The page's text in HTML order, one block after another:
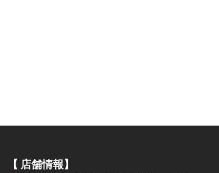
【 店舗情報】